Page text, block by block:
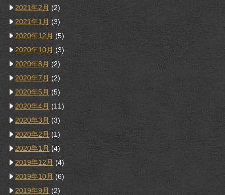
2021年2月 (2)
2021年1月 (3)
2020年12月 (5)
2020年10月 (3)
2020年8月 (2)
2020年7月 (2)
2020年5月 (5)
2020年4月 (11)
2020年3月 (3)
2020年2月 (1)
2020年1月 (4)
2019年12月 (4)
2019年10月 (6)
2019年9月 (2)